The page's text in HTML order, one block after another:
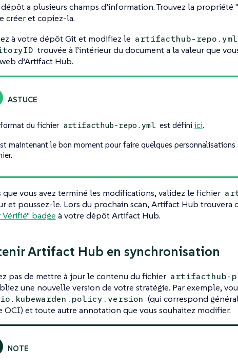
a plusieurs champs d’information. Trouvez la propriété
créer et copiez-la.
à votre dépôt Git et modifiez le artifacthub-repo.yml
trouvée à l’intérieur du document a la valeur que
d’Artifact Hub.
du fichier artifacthub-repo.yml est défini ici.
maintenant le bon moment pour faire quelques
que vous avez terminé les modifications, validez le fichier
et poussez-le. Lors du prochain scan, Artifact Hub trouvera
badge à votre dépôt Artifact Hub.
Artifact Hub en synchronisation
pas de mettre à jour le contenu du fichier artifacthub-
une nouvelle version de votre stratégie. Par exemple,
io.kubewarden.policy.version (qui correspond
OCI) et toute autre annotation que vous souhaitez modifier.